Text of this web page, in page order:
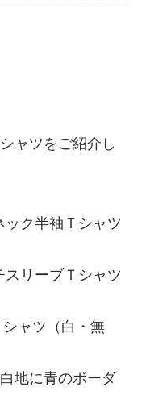
ャツをご紹介し
ック半袖Ｔシャツ
スリーブＴシャツ
シャツ（白・無
地に青のボーダ